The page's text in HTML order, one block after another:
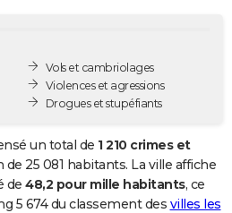
Vols et cambriolages
Violences et agressions
Drogues et stupéfiants
un total de 1 210 crimes et
25 081 habitants. La ville affiche
de 48,2 pour mille habitants, ce
5 674 du classement des villes les